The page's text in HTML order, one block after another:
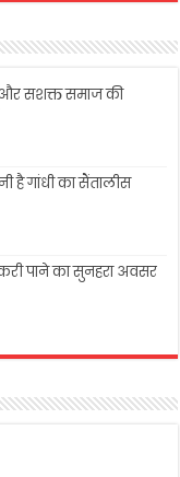
और सशक्त समाज की
है गांधी का सैंतालीस
पाने का सुनहरा अवसर